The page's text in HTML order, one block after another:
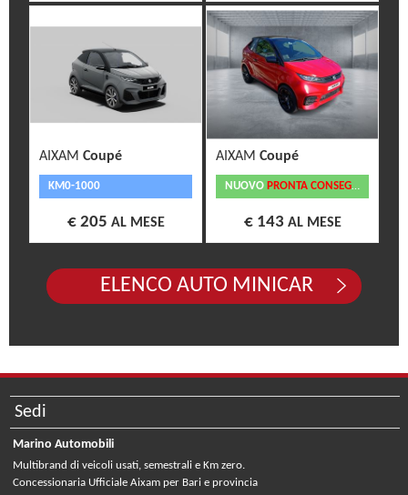
AIXAM Coupé
KM0-1000
€ 205 AL MESE
AIXAM Coupé
NUOVO PRONTA CONSEGNA
€ 143 AL MESE
ELENCO AUTO MINICAR
Sedi
Marino Automobili
Multibrand di veicoli usati, semestrali e Km zero.
Concessionaria Ufficiale Aixam per Bari e provincia